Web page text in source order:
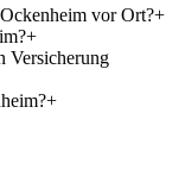
vor Ort?+
+
Versicherung
+